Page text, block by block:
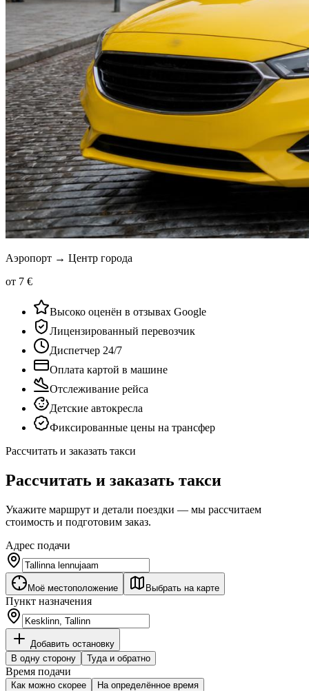
Аэропорт → Центр города
от 7 €
Высоко оценён в отзывах Google
Лицензированный перевозчик
Диспетчер 24/7
Оплата картой в машине
Отслеживание рейса
Детские автокресла
Фиксированные цены на трансфер
Рассчитать и заказать такси
Рассчитать и заказать такси
Укажите маршрут и детали поездки — мы рассчитаем
стоимость и подготовим заказ.
Адрес подачи
Моё местоположение Выбрать на карте
Пункт назначения
Добавить остановку
В одну сторону
Туда и обратно
Время подачи
Как можно скорее На определённое время